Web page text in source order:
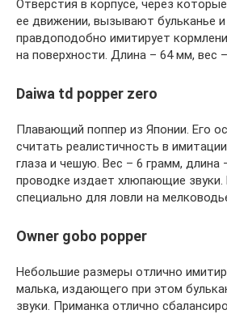
Отверстия в корпусе, через
ее движении, вызывают бульканье
правдоподобно имитирует
на поверхности. Длина – 64 мм, вес
Daiwa td popper zero
Плавающий поппер из Японии. Его
считать реалистичность в
глаза и чешую. Вес – 6 грамм, длина
проводке издает хлюпающие звуки.
специально для ловли на
Owner gobo popper
Небольшие размеры отлично
малька, издающего при этом
звуки. Приманка отлично